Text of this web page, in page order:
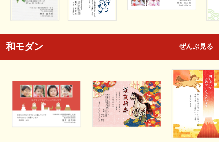
和モダン ぜんぶ見る